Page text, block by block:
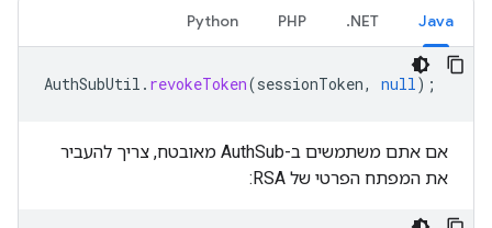
Java
‎.NET
PHP
Python
AuthSubUtil . revokeToken(sessionToken, null);
אם אתם משתמשים ב-AuthSub מאובטח, צריך להעביר
את המפתח הפרטי של RSA: